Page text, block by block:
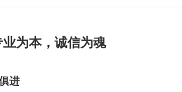
为本，诚信为魂
进